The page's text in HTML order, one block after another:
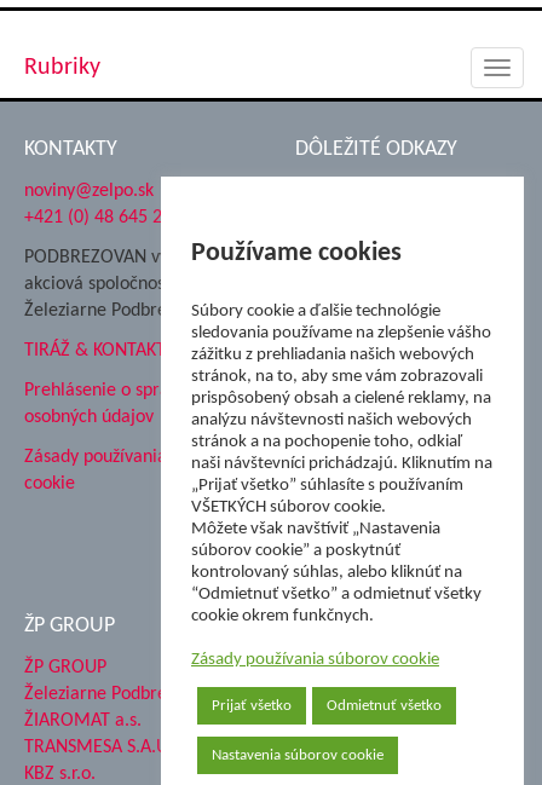
Rubriky
KONTAKTY
noviny@zelpo.sk
+421 (0) 48 645 2711
PODBREZOVAN vydáva
akciová spoločnosť
Železiarne Podbrezová
TIRÁŽ & KONTAKT
Prehlásenie o spracovaní
osobných údajov
Zásady používania súborov
cookie
DÔLEŽITÉ ODKAZY
Nadácia Železiarne
ŽP Informatika s.r.o.
ŠK Železiarne Podbrezová
Tále a.s.
ŽP GROUP
ŽP GROUP
Železiarne Podbrezová a.s.
ŽIAROMAT a.s.
TRANSMESA S.A.U.
KBZ s.r.o.
Používame cookies
Súbory cookie a ďalšie technológie
sledovania používame na zlepšenie vášho
zážitku z prehliadania našich webových
stránok, na to, aby sme vám zobrazovali
prispôsobený obsah a cielené reklamy, na
analýzu návštevnosti našich webových
stránok a na pochopenie toho, odkiaľ
naši návštevníci prichádzajú. Kliknutím na
„Prijať všetko” súhlasíte s používaním
VŠETKÝCH súborov cookie.
Môžete však navštíviť „Nastavenia
súborov cookie” a poskytnúť
kontrolovaný súhlas, alebo kliknúť na
“Odmietnuť všetko” a odmietnuť všetky
cookie okrem funkčnych.
Zásady používania súborov cookie
Prijať všetko Odmietnuť všetko
Nastavenia súborov cookie